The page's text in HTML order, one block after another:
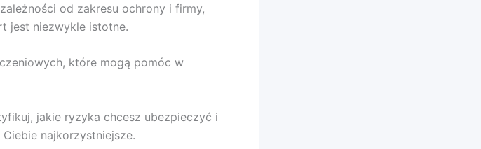
od zakresu ochrony i firmy,
jest niezwykle istotne.
które mogą pomóc w
jakie ryzyka chcesz ubezpieczyć i
najkorzystniejsze.